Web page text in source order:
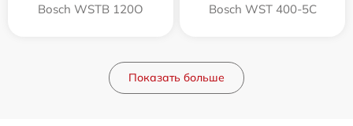
Bosch WSTB 120O Bosch WST 400-5C
Показать больше